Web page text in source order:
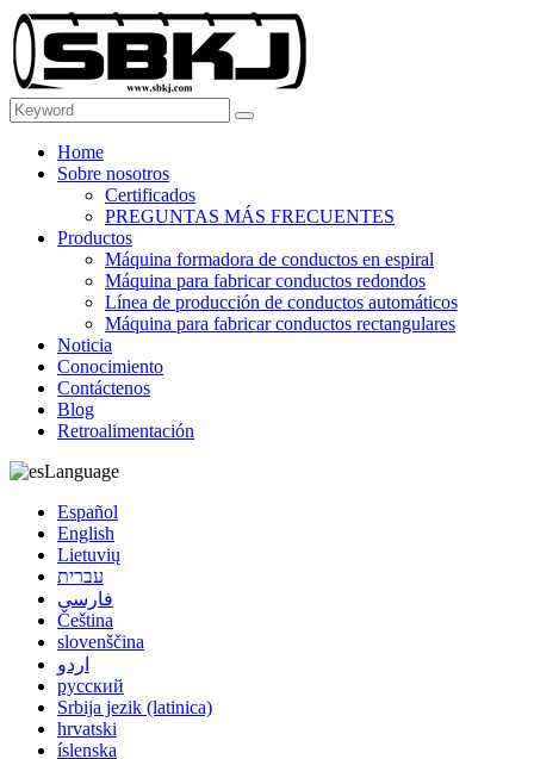
Home
Sobre nosotros
Certificados
PREGUNTAS MÁS FRECUENTES
Productos
Máquina formadora de conductos en espiral
Máquina para fabricar conductos redondos
Línea de producción de conductos automáticos
Máquina para fabricar conductos rectangulares
Noticia
Conocimiento
Contáctenos
Blog
Retroalimentación
Language
Español
English
Lietuvių
עברית
فارسی
Čeština
slovenščina
اردو
русский
Srbija jezik (latinica)
hrvatski
íslenska